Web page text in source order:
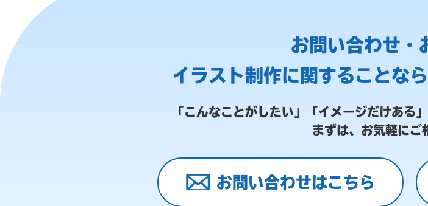
お問い合わせ・
イラスト制作に関することなら
「こんなことがしたい」「イメージだけある」
まずは、お気軽にご
お問い合わせはこちら